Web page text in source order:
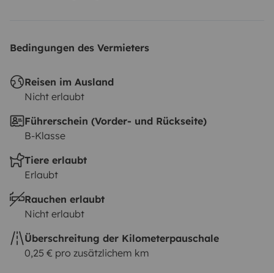
Bedingungen des Vermieters
Reisen im Ausland
Nicht erlaubt
Führerschein (Vorder- und Rückseite)
B-Klasse
Tiere erlaubt
Erlaubt
Rauchen erlaubt
Nicht erlaubt
Überschreitung der Kilometerpauschale
0,25 € pro zusätzlichem km